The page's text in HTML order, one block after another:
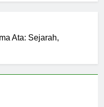
Ata: Sejarah,